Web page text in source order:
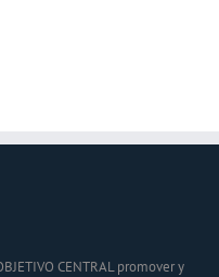
CENTRAL promover y